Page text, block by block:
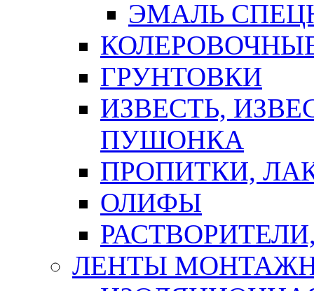
ЭМАЛЬ
ГРУНТОВКИ
ИЗВЕСТЬ,
ПУШОНКА
ПРОПИТКИ,
ОЛИФЫ
ЛЕНТЫ